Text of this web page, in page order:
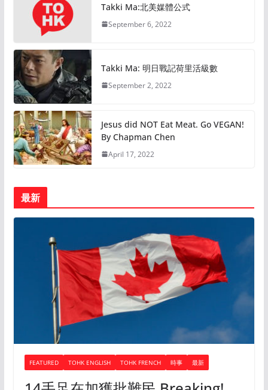
Takki Ma:北美媒體公式
September 6, 2022
Takki Ma: 明日戰記荷里活級數
September 2, 2022
Jesus did NOT Eat Meat. Go VEGAN!
By Chapman Chen
April 17, 2022
最新
FEATURED TOHK ENGLISH TOHK FRENCH 時事 最新